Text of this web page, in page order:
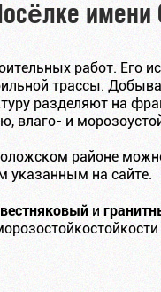
имени
работ. Его
трассы.
разделяют на
влаго- и
районе
указанным на сайте.
и